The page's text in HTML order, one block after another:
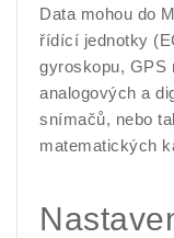
Data mohou do
řídící jednotky
gyroskopu, GPS
analogových a
snímačů, nebo
matematických